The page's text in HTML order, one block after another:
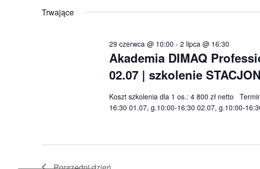
Wydarzenia.
Trwające
Akademia DIMAQ
02.07 | szkolenie
29 czerwca @ 10:00 - 2 lipca @ 16:30
Koszt szkolenia dla 1 os.: 4 800 zł netto
16:30 01.07, g.10:00-16:30 02.07, g.10:00-